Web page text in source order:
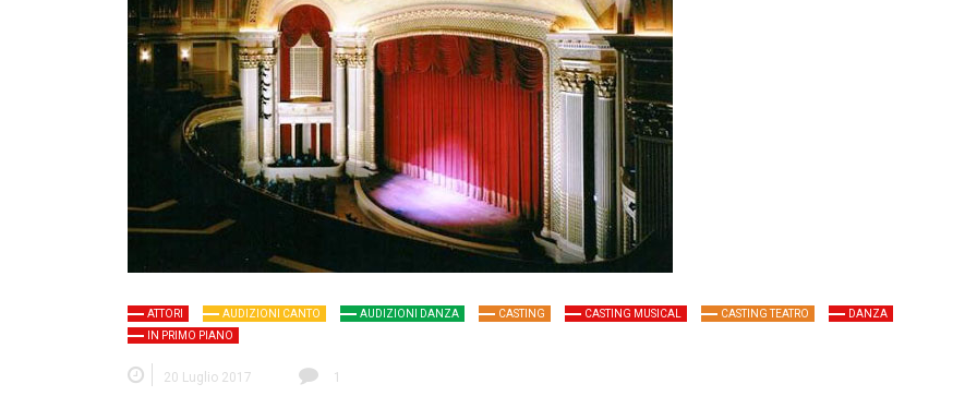
ATTORI AUDIZIONI CANTO AUDIZIONI DANZA CASTING CASTING MUSICAL CASTING TEATRO
DANZA
IN PRIMO PIANO
20 Luglio 2017 1